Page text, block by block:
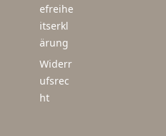
efreihe
itserkl
ärung
Widerr
ufsrec
ht